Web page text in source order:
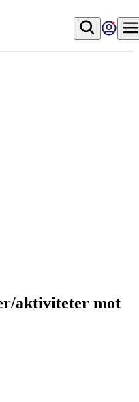
aktiviteter mot